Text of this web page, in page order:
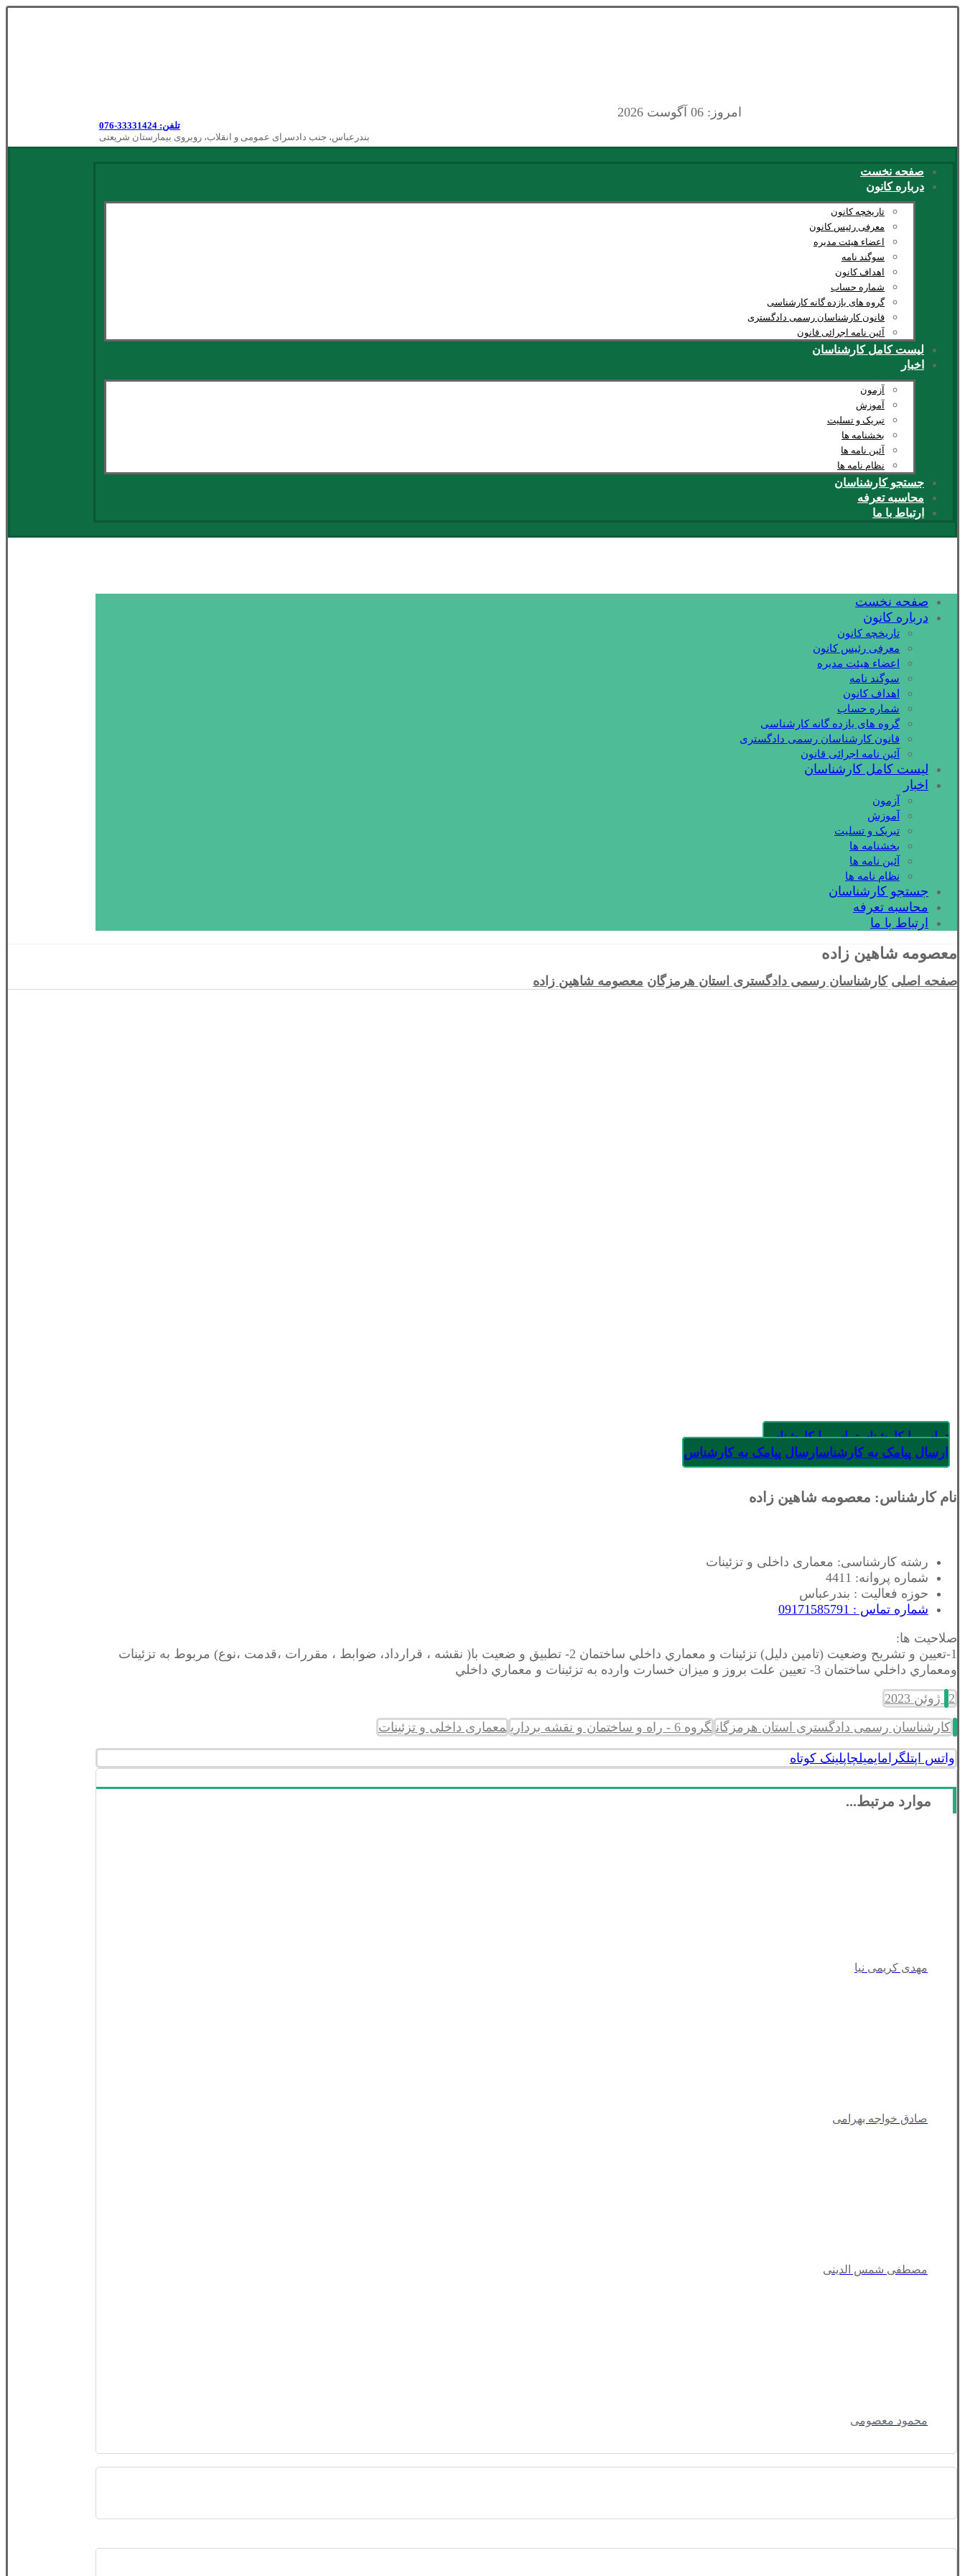
امروز: 06 آگوست 2026
تلفن: 33331424-076
بندرعباس، جنب دادسرای عمومی و انقلاب، روبروی بیمارستان شریعتی
صفحه نخست
درباره کانون
تاریخچه کانون
معرفی رئیس کانون
اعضاء هیئت مدیره
سوگند نامه
اهداف کانون
شماره حساب
گروه های یازده گانه کارشناسی
قانون کارشناسان رسمی دادگستری
آئین نامه اجرائی قانون
لیست کامل کارشناسان
اخبار
آزمون
آموزش
تبریک و تسلیت
بخشنامه ها
آئین نامه ها
نظام نامه ها
جستجو کارشناسان
محاسبه تعرفه
ارتباط با ما
صفحه نخست
درباره کانون
تاریخچه کانون
معرفی رئیس کانون
اعضاء هیئت مدیره
سوگند نامه
اهداف کانون
شماره حساب
گروه های یازده گانه کارشناسی
قانون کارشناسان رسمی دادگستری
آئین نامه اجرائی قانون
لیست کامل کارشناسان
اخبار
آزمون
آموزش
تبریک و تسلیت
بخشنامه ها
آئین نامه ها
نظام نامه ها
جستجو کارشناسان
محاسبه تعرفه
ارتباط با ما
معصومه شاهین زاده
صفحه اصلی کارشناسان رسمی دادگستری استان هرمزگان معصومه شاهین زاده
تماس با کارشناستماس با کارشناس
ارسال پیامک به کارشناسارسال پیامک به کارشناس
نام کارشناس: معصومه شاهین زاده
رشته کارشناسی: معماری داخلی و تزئینات
شماره پروانه: 4411
حوزه فعالیت : بندرعباس
شماره تماس : 09171585791
صلاحیت ها:
1-تعيين و تشريح وضعيت (تامين دليل) تزئينات و معماري داخلي ساختمان 2- تطبيق و ضعيت با( نقشه ، قرارداد، ضوابط ، مقررات ،قدمت ،نوع) مربوط به تزئينات
ومعماري داخلي ساختمان 3- تعيين علت بروز و ميزان خسارت وارده به تزئينات و معماري داخلي
2 ژوئن 2023
کارشناسان رسمی دادگستری استان هرمزگان گروه 6 - راه و ساختمان و نقشه برداری معماری داخلی و تزئینات
واتس اپتلگرامایمیلچاپلینک کوتاه
موارد مرتبط...
مهدی کریمی نیا
صادق خواجه بهرامی
مصطفی شمس الدینی
محمود معصومی